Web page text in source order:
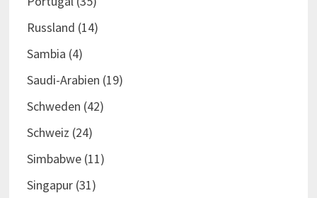
Russland (14)
Sambia (4)
Saudi-Arabien (19)
Schweden (42)
Schweiz (24)
Simbabwe(11)
Singapur(31)